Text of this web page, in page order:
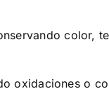
color,
oxidaciones o